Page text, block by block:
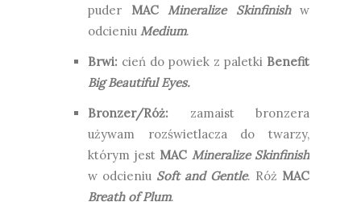
puder MAC Mineralize Skinfinishw
odcieniu Medium.
Brwi: cień do powiek z paletki Benefit
Big Beautiful Eyes.
Bronzer/Róż: zamaist bronzera
używam rozświetlacza do twarzy,
którym jest MAC Mineralize Skinfinish
w odcieniu Soft and Gentle. Róż MAC
Breath of Plum.